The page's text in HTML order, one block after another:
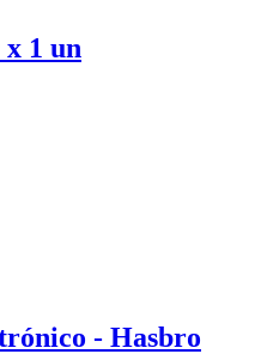
1 un
- Hasbro